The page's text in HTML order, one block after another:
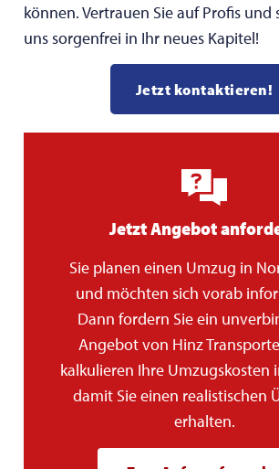
können. Vertrauen Sie auf Profis und
uns sorgenfrei in Ihr neues Kapitel!
Jetzt kontaktieren!
Jetzt Angebot
Sie planen einen Umzug in
und möchten sich vorab
Dann fordern Sie ein
Angebot von Hinz
kalkulieren Ihre Umzugskosten
damit Sie einen realistischen
erhalten.